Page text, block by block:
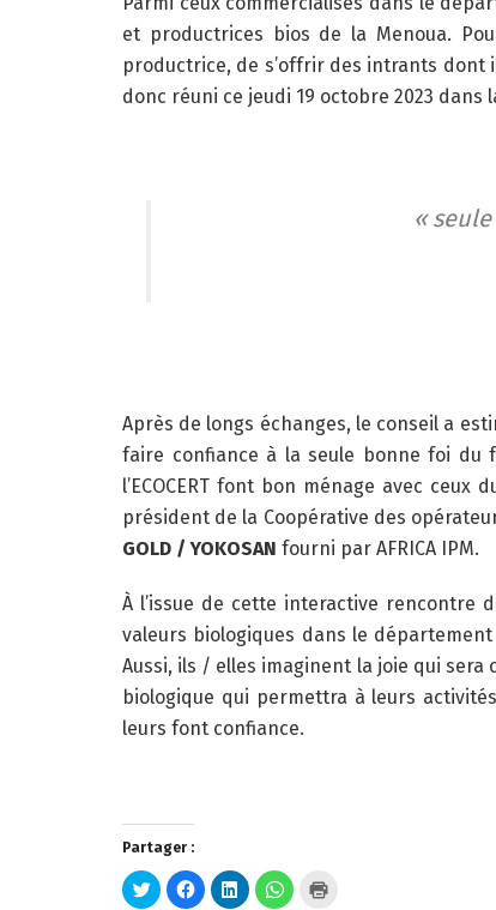
et productrices bios de la Menoua.
productrice, de s’offrir des intrants dont
donc réuni ce jeudi 19 octobre 2023
«
Après de longs échanges, le conseil a
faire confiance à la seule bonne foi du
l’ECOCERT font bon ménage avec ceux
président de la Coopérative des
GOLD / YOKOSAN fourni par AFRICA IPM.
À l’issue de cette interactive rencontre
valeurs biologiques dans le
Aussi, ils / elles imaginent la joie qui
biologique qui permettra à leurs
leurs font confiance.
Partager :
Cliquez
pour
Cliquez
pour
Cliquez
pour
Cliquez
pour